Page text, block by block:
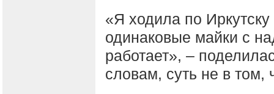
«Я ходила по
одинаковые майки с
работает», –
словам, суть не в том,